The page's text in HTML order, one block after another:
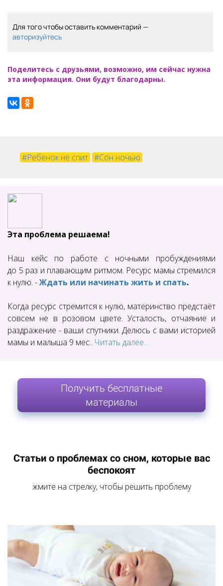
Для того чтобы оставить комментарий —
авторизуйтесь
Поделитесь с друзьями, возможно, им сейчас нужна
эта информация. Они будут благодарны.
#Ребенок не спит #Сон ночью
Эта проблема решаема!
Наш кейс по работе с ночными пробуждениями
до 5 раз и плавающим ритмом. Ресурс мамы стремился
к нулю. -Ждать или начинать жить и спать.
Когда ресурс стремится к нулю, материнство предстаёт
совсем не в розовом цвете. Усталость, отчаяние и
раздражение - ваши спутники. Делюсь с вами историей
мамы и малыша 9 мес.. Читать далее...
Получить бесплатные
материалы
Статьи о проблемах со сном, которые вас
беспокоят
жмите на стрелку, чтобы решить проблему